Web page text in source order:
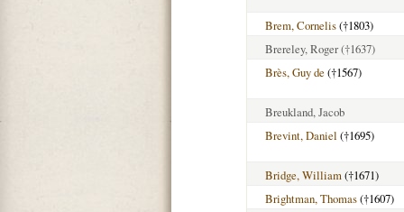
Brem, Cornelis(†1803)
Brereley, Roger(†1637)
Brès, Guy de (†1567)
Breukland, Jacob
Brevint, Daniel (†1695)
Bridge, William(†1671)
Brightman, Thomas(†1607)